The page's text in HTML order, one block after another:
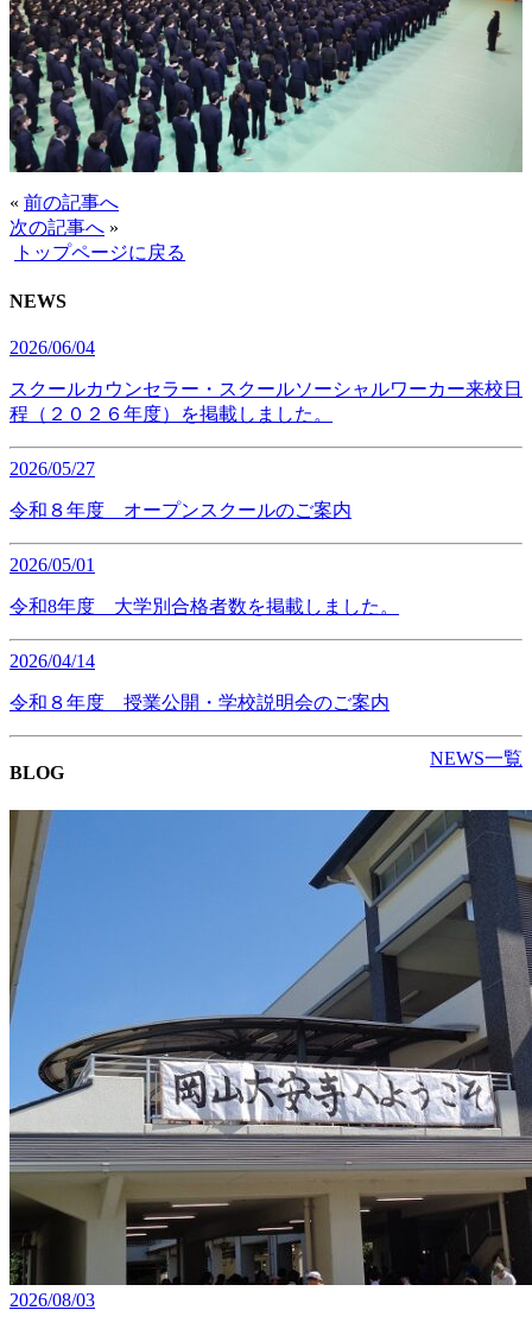
« 前の記事へ
次の記事へ »
トップページに戻る
NEWS
2026/06/04
スクールカウンセラー・スクールソーシャルワーカー来校日
程（２０２６年度）を掲載しました。
2026/05/27
令和８年度 オープンスクールのご案内
2026/05/01
令和8年度 大学別合格者数を掲載しました。
2026/04/14
令和８年度 授業公開・学校説明会のご案内
NEWS一覧
BLOG
2026/08/03